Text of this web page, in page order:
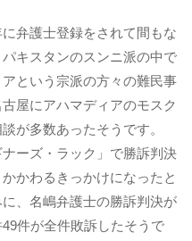
弁護士登録をされて間もな
キスタンのスンニ派の中で
という宗派の方々の難民事
屋にアハマディアのモスク
が多数あったそうです。
ーズ・ラック」で勝訴判決
かわるきっかけになったと
、名嶋弁護士の勝訴判決が
件が全件敗訴したそうで